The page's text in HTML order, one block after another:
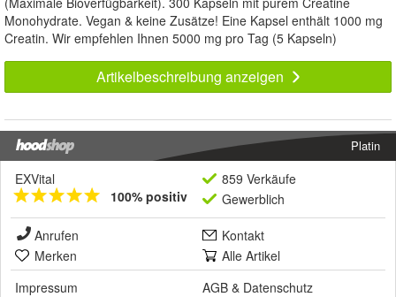
Monohydrate. Vegan & keine Zusätze! Eine Kapsel enthält 1000 mg
Creatin. Wir empfehlen Ihnen 5000 mg pro Tag (5 Kapseln)
Artikelbeschreibung anzeigen
Platin
EXVital
100% positiv
859 Verkäufe
Gewerblich
Anrufen
Kontakt
Merken
Alle Artikel
Impressum
AGB & Datenschutz